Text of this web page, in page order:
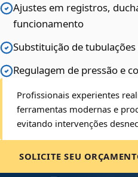
Ajustes em registros,
funcionamento
Substituição de
Regulagem de pressão e
Profissionais experientes
ferramentas modernas e
evitando intervenções
SOLICITE SEU